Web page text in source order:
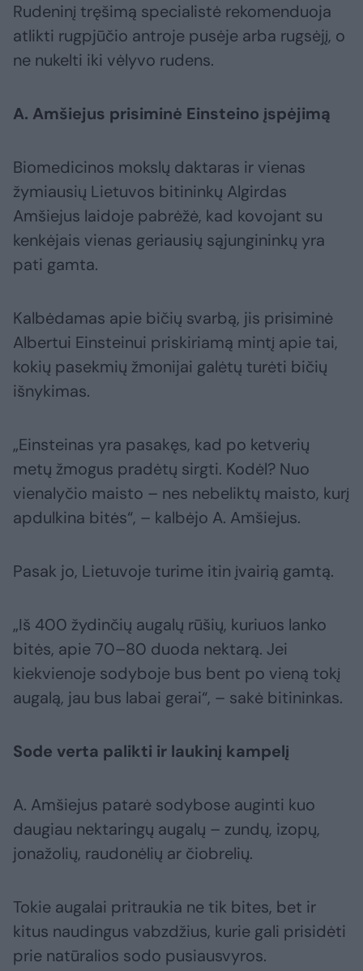
Rudeninį tręšimą specialistė rekomenduoja
atlikti rugpjūčio antroje pusėje arba rugsėjį, o
ne nukelti iki vėlyvo rudens.
A. Amšiejus prisiminė Einsteino įspėjimą
Biomedicinos mokslų daktaras ir vienas
žymiausių Lietuvos bitininkų Algirdas
Amšiejus laidoje pabrėžė, kad kovojant su
kenkėjais vienas geriausių sąjungininkų yra
pati gamta.
Kalbėdamas apie bičių svarbą, jis prisiminė
Albertui Einsteinui priskiriamą mintį apie tai,
kokių pasekmių žmonijai galėtų turėti bičių
išnykimas.
„Einsteinas yra pasakęs, kad po ketverių
metų žmogus pradėtų sirgti. Kodėl? Nuo
vienalyčio maisto – nes nebeliktų maisto, kurį
apdulkina bitės“, – kalbėjo A. Amšiejus.
Pasak jo, Lietuvoje turime itin įvairią gamtą.
„Iš 400 žydinčių augalų rūšių, kuriuos lanko
bitės, apie 70–80 duoda nektarą. Jei
kiekvienoje sodyboje bus bent po vieną tokį
augalą, jau bus labai gerai“, – sakė bitininkas.
Sode verta palikti ir laukinį kampelį
A. Amšiejus patarė sodybose auginti kuo
daugiau nektaringų augalų – zundų, izopų,
jonažolių, raudonėlių ar čiobrelių.
Tokie augalai pritraukia ne tik bites, bet ir
kitus naudingus vabzdžius, kurie gali prisidėti
prie natūralios sodo pusiausvyros.